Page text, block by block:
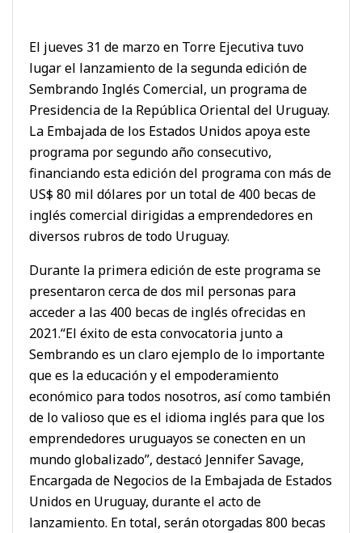
El jueves 31 de marzo en Torre Ejecutiva tuvo
lugar el lanzamiento de la segunda edición de
Sembrando Inglés Comercial, un programa de
Presidencia de la República Oriental del Uruguay.
La Embajada de los Estados Unidos apoya este
programa por segundo año consecutivo,
financiando esta edición del programa con más de
US$ 80 mil dólares por un total de 400 becas de
inglés comercial dirigidas a emprendedores en
diversos rubros de todo Uruguay.
Durante la primera edición de este programa se
presentaron cerca de dos mil personas para
acceder a las 400 becas de inglés ofrecidas en
2021.“El éxito de esta convocatoria junto a
Sembrando es un claro ejemplo de lo importante
que es la educación y el empoderamiento
económico para todos nosotros, así como también
de lo valioso que es el idioma inglés para que los
emprendedores uruguayos se conecten en un
mundo globalizado”, destacó Jennifer Savage,
Encargada de Negocios de la Embajada de Estados
Unidos en Uruguay, durante el acto de
lanzamiento. En total, serán otorgadas 800 becas